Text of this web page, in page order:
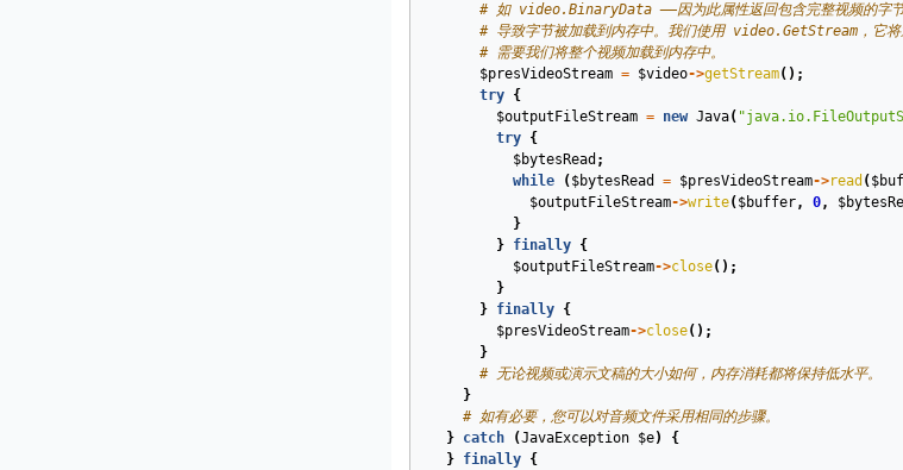
# 如 video.BinaryData ——因为此属性返回包含完整视频的字节
# 导致字节被加载到内存中。我们使用 video.GetStream，它
# 需要我们将整个视频加载到内存中。
$presVideoStream = $video->getStream();
try
{
$outputFileStream = new Java(
try
{
$bytesRead ;
while
( $bytesRead = $presVideoStream->read (
$outputFileStream->write( $buffer, 0,
}
}
finally
{
$outputFileStream->close();
}
}
finally
{
$presVideoStream->close();
}
# 无论视频或演示文稿的大小如何，内存消耗都将保持低水平。
}
# 如有必要，您可以对音频文件采用相同的步骤。
}
catch (JavaException $e)
{
}
finally
{